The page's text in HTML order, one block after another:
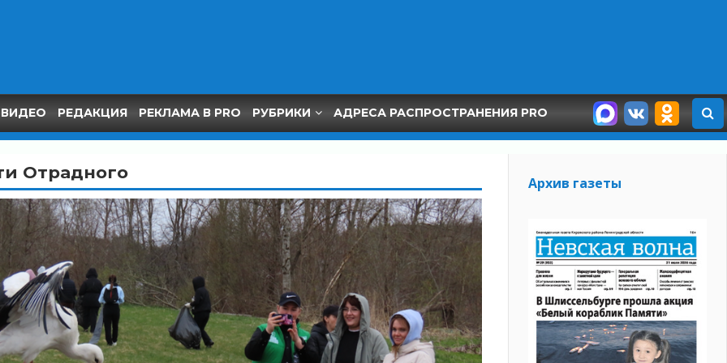
ВИДЕО РЕДАКЦИЯ РЕКЛАМА В PRO РУБРИКИ АДРЕСА РАСПРОСТРАНЕНИЯ PRO
Отрадного
Архив газеты